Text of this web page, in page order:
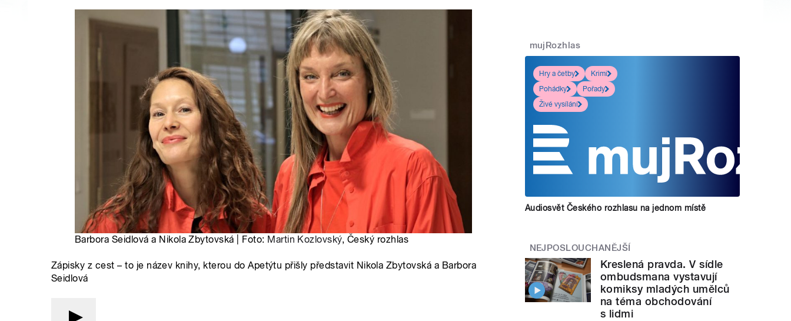
Barbora Seidlová a Nikola Zbytovská | Foto: Martin Kozlovský, Český rozhlas
Zápisky z cest – to je název knihy, kterou do Apetýtu přišly představit Nikola Zbytovská a Barbora
Seidlová
mujRozhlas
Hry a četby
Krimi
Pohádky
Pořady
Živé vysílání
Audiosvět Českého rozhlasu na jednom místě
NEJPOSLOUCHANĚJŠÍ
Kreslená pravda. V sídle
ombudsmana vystavují
komiksy mladých umělců
na téma obchodování
s lidmi